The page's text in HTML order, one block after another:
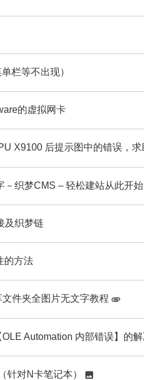
栏等不出现）
的虚拟网卡
X9100 后提示图中的错误，求
－织梦CMS – 轻松建站从此开始
及织梦链
的方法
件夹全图片无文字教程
Automation 内部错误】的
针对N卡笔记本）